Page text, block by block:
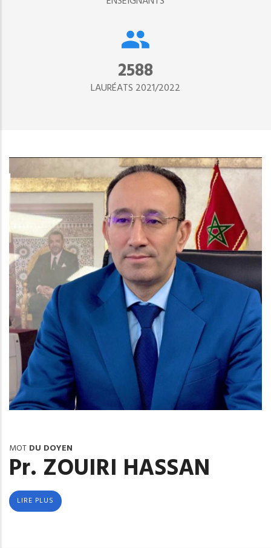
2890
LAURÉATS 2021/2022
MOT DU DOYEN
Pr. ZOUIRI HASSAN
LIRE PLUS